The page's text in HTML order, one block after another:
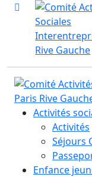
Activités
Activités
Séjours
Enfance